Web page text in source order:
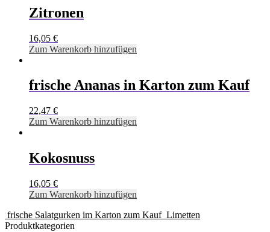
Zitronen
16,05 €
Zum Warenkorb hinzufügen
frische Ananas in Karton zum Kauf
22,47 €
Zum Warenkorb hinzufügen
Kokosnuss
16,05 €
Zum Warenkorb hinzufügen
frische Salatgurken im Karton zum Kauf Limetten
Produktkategorien